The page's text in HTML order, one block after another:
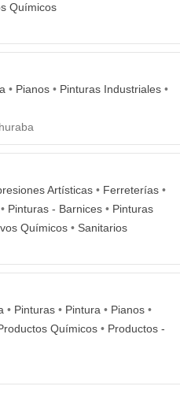
Químicos
• Pianos • Pinturas Industriales •
Artísticas • Ferreterías •
• Pinturas - Barnices • Pinturas
Químicos • Sanitarios
• Pinturas • Pintura • Pianos •
Químicos • Productos -